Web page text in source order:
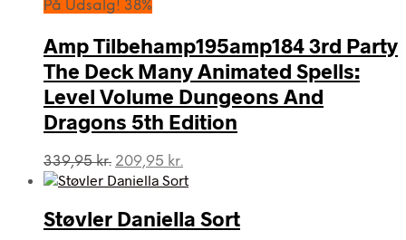
698,00 kr..
På Udsalg! 38%
Amp Tilbehamp195amp184 3rd Party
The Deck Many Animated Spells:
Level Volume Dungeons And
Dragons 5th Edition
339,95kr. Den
oprindelige
var:
339,95 kr..
209,95 kr.
aktuelle
er:
209,95 kr..
Støvler Daniella Sort